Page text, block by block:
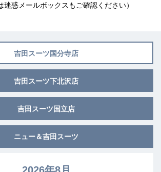
迷惑メールボックスもご確認ください）
吉田スーツ国分寺店
吉田スーツ下北沢店
吉田スーツ国立店
ニュー＆吉田スーツ